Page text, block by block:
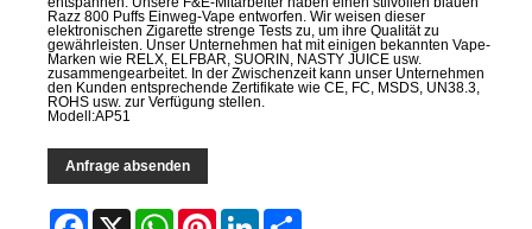
Razz 800 Puffs Einweg-Vape entworfen. Wir weisen dieser
elektronischen Zigarette strenge Tests zu, um ihre Qualität zu
gewährleisten. Unser Unternehmen hat mit einigen bekannten Vape-
Marken wie RELX, ELFBAR, SUORIN, NASTY JUICE usw.
zusammengearbeitet. In der Zwischenzeit kann unser Unternehmen
den Kunden entsprechende Zertifikate wie CE, FC, MSDS, UN38.3,
ROHS usw. zur Verfügung stellen.
Modell:AP51
Anfrage absenden
Facebook WhatsAppPinterestLinkedIn